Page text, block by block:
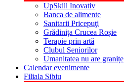
UpSkill Inovativ
Banca de alimente
Sanitarii Pricepuţi
Grădinița Crucea Roșie
Terapie prin artă
Clubul Seniorilor
Umanitatea nu are granițe
Calendar evenimente
Filiala Sibiu